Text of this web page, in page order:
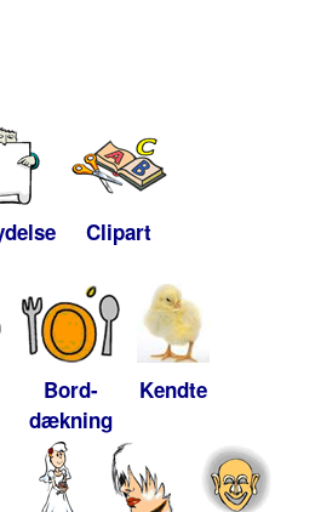
Clipart
Bord-
dækning
Kendte